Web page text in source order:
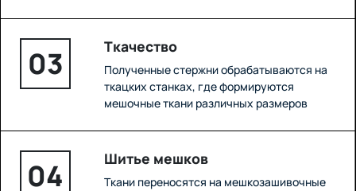
03 Ткачество
Полученные стержни обрабатываются на
ткацких станках, где формируются
мешочные ткани различных размеров
04 Шитье мешков
Ткани переносятся на мешкозашивочные